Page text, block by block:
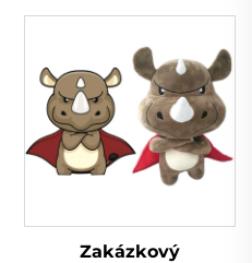
Zakázkový